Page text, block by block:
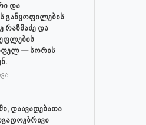
და
განყოფილების
რაზმაძე და
— სორის
დაავადებათა